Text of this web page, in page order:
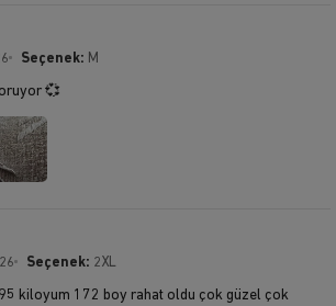
Seçenek: M
💞
Seçenek: 2XL
kiloyum 172 boy rahat oldu çok güzel çok